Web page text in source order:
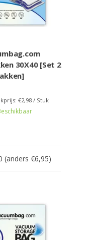
30X40 [Set 2
€2,98 / Stuk
(anders €6,95)